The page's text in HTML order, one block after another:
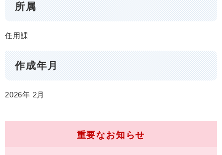
所属
任用課
作成年月
2026年 2月
重要なお知らせ